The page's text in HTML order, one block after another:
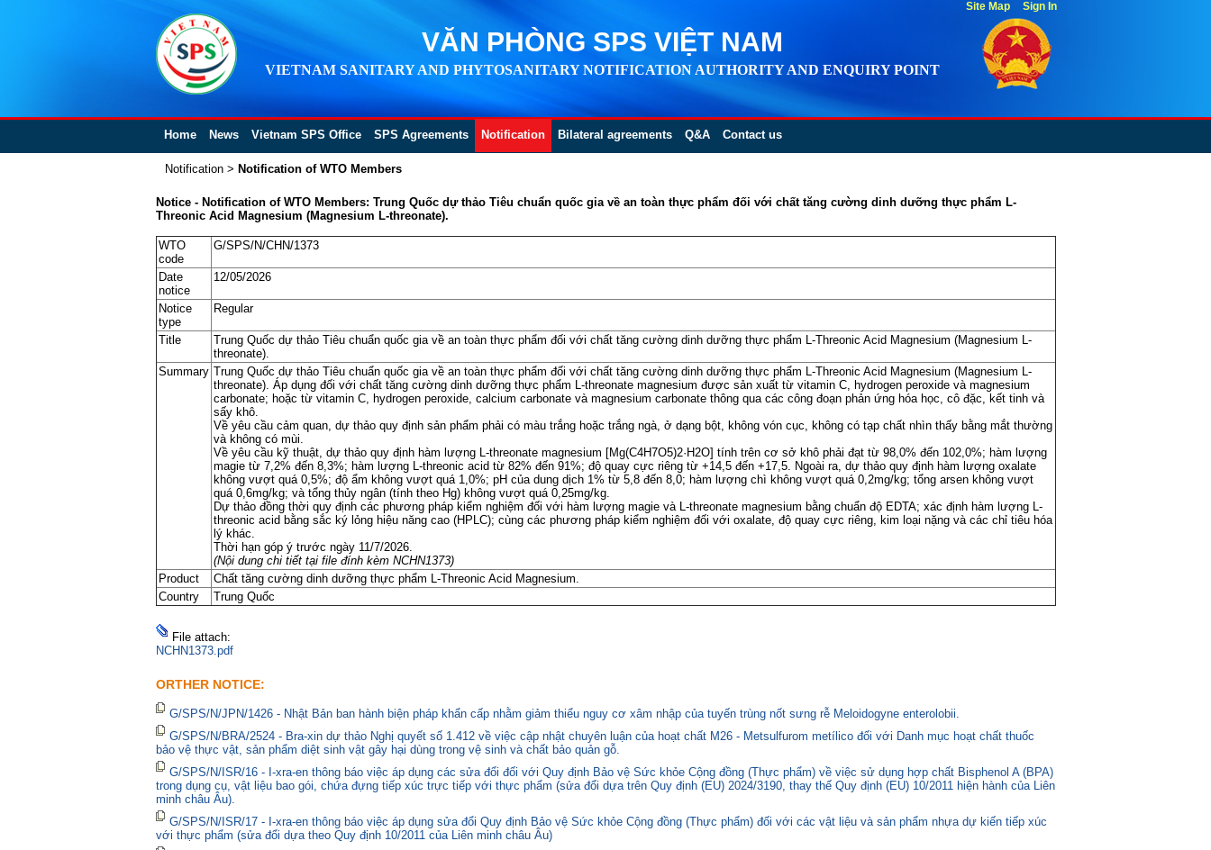
VĂN PHÒNG SPS VIỆT NAM
VIETNAM SANITARY AND PHYTOSANITARY NOTIFICATION AUTHORITY AND ENQUIRY POINT
Home News Vietnam SPS Office SPS Agreements Notification Bilateral agreements Q&A Contact us
Notification> Notification of WTO Members
Notice - Notification of WTO Members: Trung Quốc dự thảo Tiêu chuẩn quốc gia về an toàn thực phẩm đối với chất tăng cường dinh dưỡng thực phẩm L-
Threonic Acid Magnesium (Magnesium L-threonate).
WTO
code
G/SPS/N/CHN/1373
Date
notice
12/05/2026
Notice
type
Regular
Title
Trung Quốc dự thảo Tiêu chuẩn quốc gia về an toàn thực phẩm đối với chất tăng cường dinh dưỡng thực phẩm L-Threonic Acid Magnesium (Magnesium L-
threonate).
Summary Trung Quốc dự thảo Tiêu chuẩn quốc gia về an toàn thực phẩm đối với chất tăng cường dinh dưỡng thực phẩm L-Threonic Acid Magnesium (Magnesium L-
threonate). Áp dụng đối với chất tăng cường dinh dưỡng thực phẩm L-threonate magnesium được sản xuất từ vitamin C, hydrogen peroxide và magnesium
carbonate; hoặc từ vitamin C, hydrogen peroxide, calcium carbonate và magnesium carbonate thông qua các công đoạn phản ứng hóa học, cô đặc, kết tinh và
sấy khô.
Về yêu cầu cảm quan, dự thảo quy định sản phẩm phải có màu trắng hoặc trắng ngà, ở dạng bột, không vón cục, không có tạp chất nhìn thấy bằng mắt thường
và không có mùi.
Về yêu cầu kỹ thuật, dự thảo quy định hàm lượng L-threonate magnesium [Mg(C4H7O5)2·H2O] tính trên cơ sở khô phải đạt từ 98,0% đến 102,0%; hàm lượng
magie từ 7,2% đến 8,3%; hàm lượng L-threonic acid từ 82% đến 91%; độ quay cực riêng từ +14,5 đến +17,5. Ngoài ra, dự thảo quy định hàm lượng oxalate
không vượt quá 0,5%; độ ẩm không vượt quá 1,0%; pH của dung dịch 1% từ 5,8 đến 8,0; hàm lượng chì không vượt quá 0,2mg/kg; tổng arsen không vượt
quá 0,6mg/kg; và tổng thủy ngân (tính theo Hg) không vượt quá 0,25mg/kg.
Dự thảo đồng thời quy định các phương pháp kiểm nghiệm đối với hàm lượng magie và L-threonate magnesium bằng chuẩn độ EDTA; xác định hàm lượng L-
threonic acid bằng sắc ký lỏng hiệu năng cao (HPLC); cùng các phương pháp kiểm nghiệm đối với oxalate, độ quay cực riêng, kim loại nặng và các chỉ tiêu hóa
lý khác.
Thời hạn góp ý trước ngày 11/7/2026.
(Nội dung chi tiết tại file đính kèm NCHN1373)
Product
Chất tăng cường dinh dưỡng thực phẩm L-Threonic Acid Magnesium.
Country
Trung Quốc
File attach:
NCHN1373.pdf
ORTHER NOTICE:
G/SPS/N/JPN/1426 - Nhật Bản ban hành biện pháp khẩn cấp nhằm giảm thiểu nguy cơ xâm nhập của tuyến trùng nốt sưng rễ Meloidogyne enterolobii.
G/SPS/N/BRA/2524 - Bra-xin dự thảo Nghị quyết số 1.412 về việc cập nhật chuyên luận của hoạt chất M26 - Metsulfurom metílico đối với Danh mục hoạt chất thuốc
bảo vệ thực vật, sản phẩm diệt sinh vật gây hại dùng trong vệ sinh và chất bảo quản gỗ.
G/SPS/N/ISR/16 - I-xra-en thông báo việc áp dụng các sửa đổi đối với Quy định Bảo vệ Sức khỏe Cộng đồng (Thực phẩm) về việc sử dụng hợp chất Bisphenol A (BPA)
trong dụng cụ, vật liệu bao gói, chứa đựng tiếp xúc trực tiếp với thực phẩm (sửa đổi dựa trên Quy định (EU) 2024/3190, thay thế Quy định (EU) 10/2011 hiện hành của Liên
minh châu Âu).
G/SPS/N/ISR/17 - I-xra-en thông báo việc áp dụng sửa đổi Quy định Bảo vệ Sức khỏe Cộng đồng (Thực phẩm) đối với các vật liệu và sản phẩm nhựa dự kiến tiếp xúc
với thực phẩm (sửa đổi dựa theo Quy định 10/2011 của Liên minh châu Âu)
Site Map Sign In